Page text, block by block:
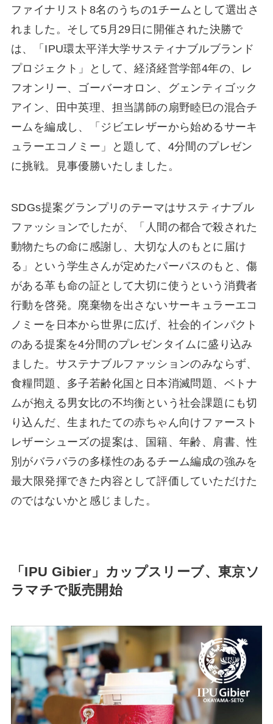
ファイナリスト8名のうちの1チームとして選出さ
れました。そして5⽉29⽇に開催された決勝で
は、「IPU環太平洋⼤学サスティナブルブランド
プロジェクト」として、経済経営学部4年の、レ
フオンリー、ゴーバーオロン、グェンティゴック
アイン、⽥中英理、担当講師の扇野睦⺒の混合チ
ームを編成し、「ジビエレザーから始めるサーキ
ュラーエコノミー」と題して、4分間のプレゼン
に挑戦。⾒事優勝いたしました。
SDGs提案グランプリのテーマはサスティナブル
ファッションでしたが、「⼈間の都合で殺された
動物たちの命に感謝し、⼤切な⼈のもとに届け
る」という学⽣さんが定めたパーパスのもと、傷
がある⾰も命の証として⼤切に使うという消費者
⾏動を啓発。廃棄物を出さないサーキュラーエコ
ノミーを⽇本から世界に広げ、社会的インパクト
のある提案を4分間のプレゼンタイムに盛り込み
ました。サステナブルファッションのみならず、
⾷糧問題、多⼦若齢化国と⽇本消滅問題、ベトナ
ムが抱える男⼥⽐の不均衡という社会課題にも切
り込んだ、⽣まれたての⾚ちゃん向けファースト
レザーシューズの提案は、国籍、年齢、肩書、性
別がバラバラの多様性のあるチーム編成の強みを
最⼤限発揮できた内容として評価していただけた
のではないかと感じました。
「IPU Gibier」カップスリーブ、東京ソ
ラマチで販売開始